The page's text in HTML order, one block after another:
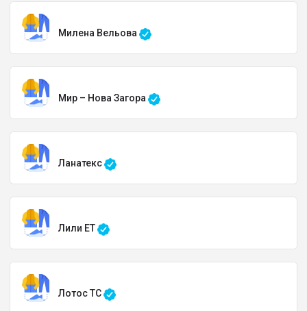
Милена Вельова
Мир – Нова Загора
Ланатекс
Лили ET
Лотос TC